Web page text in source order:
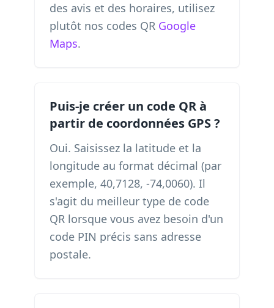
des avis et des horaires, utilisez
plutôt nos codes QR Google
Maps.
Puis-je créer un code QR à
partir de coordonnées GPS ?
Oui. Saisissez la latitude et la
longitude au format décimal (par
exemple, 40,7128, -74,0060). Il
s'agit du meilleur type de code
QR lorsque vous avez besoin d'un
code PIN précis sans adresse
postale.